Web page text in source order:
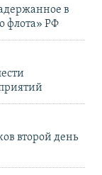
в
флота» РФ
второй день